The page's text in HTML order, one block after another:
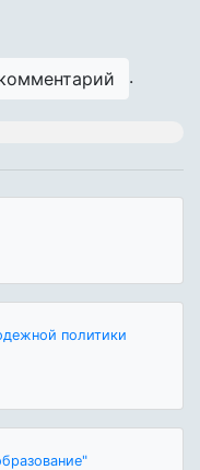
.
политики